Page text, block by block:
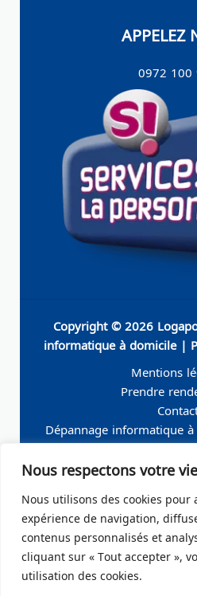
Nous respectons votre
Nous utilisons des cookies pour
expérience de navigation,
contenus personnalisés et
cliquant sur « Tout accepter »,
utilisation des cookies.
APPELEZ
0972 100
Copyright © 2026
informatique à domicile |
Mentions
Prendre
Dépannage informatique
Seine
Perret
Dépannage informatique
Dépannage informatique à
Dépannage informatique à
Billancourt 92